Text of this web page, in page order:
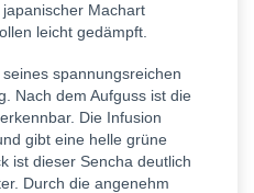
Machart
leicht gedämpft.
spannungsreichen
Nach dem Aufguss ist die
Die Infusion
gibt eine helle grüne
ist dieser Sencha deutlich
Durch die angenehm